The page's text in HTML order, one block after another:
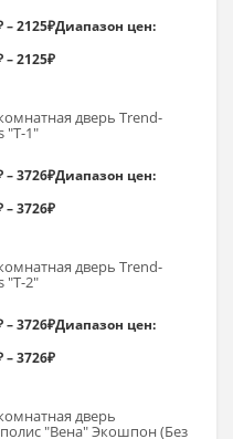
–2125₽Диапазон цен:
– 2125₽
дверь Trend-
"Т-1"
–3726₽Диапазон цен:
– 3726₽
дверь Trend-
"Т-2"
–3726₽Диапазон цен:
– 3726₽
дверь
"Вена" Экошпон (Без